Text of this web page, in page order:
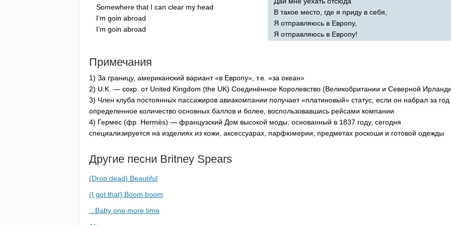
Somewhere that I can clear my head
I’m goin abroad
I’m goin abroad
В такое место, где я приду в себя,
Я отправляюсь в Европу,
Я отправляюсь в Европу!
Примечания
1) За границу, американский вариант «в Европу», т.е. «за океан»
2) U K . — сокр. от United Kingdom (the UK) Соединённое Королевство (Великобритании и Северной
3) Член клуба постоянных пассажиров авиакомпании получает «платиновый» статус, если он набрал за год
определенное количество основных баллов и более, воспользовавшись рейсами компании
4) Гермес (фр. Hermès) — французский Дом высокой моды, основанный в 1837 году, сегодня
специализируется на изделиях из кожи, аксессуарах, парфюмерии, предметах роскоши и готовой одежды
Другие песни Britney Spears
(Drop dead) Beautiful
(I got that) Boom boom
...Baby one more time